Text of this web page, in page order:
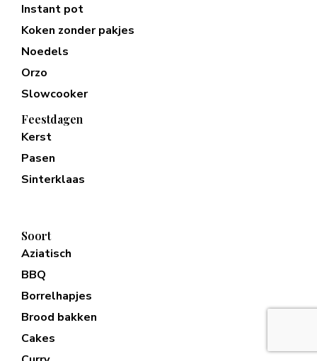
Instant pot
Koken zonder pakjes
Noedels
Orzo
Slowcooker
Feestdagen
Kerst
Pasen
Sinterklaas
Soort
Aziatisch
BBQ
Borrelhapjes
Brood bakken
Cakes